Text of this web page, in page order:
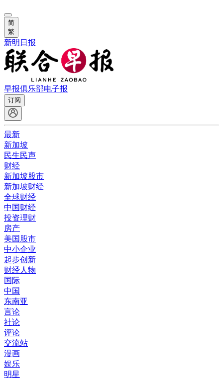
简
繁
新明日报
早报俱乐部电子报
订阅
最新
新加坡
民生民声
财经
新加坡股市
新加坡财经
全球财经
中国财经
投资理财
房产
美国股市
中小企业
起步创新
财经人物
国际
中国
东南亚
言论
社论
评论
交流站
漫画
娱乐
明星